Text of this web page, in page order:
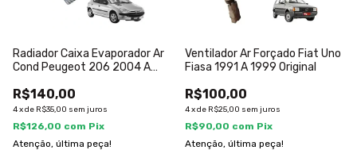
Radiador Caixa Evaporador Ar
Cond Peugeot 206 2004 A
R$140,00
4xde R$35,00 sem juros
R$126,00 com Pix
Atenção, última peça!
Ventilador Ar Forçado Fiat Uno
Fiasa 1991 A 1999 Original
R$100,00
4xde R$25,00 sem juros
R$90,00 com Pix
Atenção, última peça!